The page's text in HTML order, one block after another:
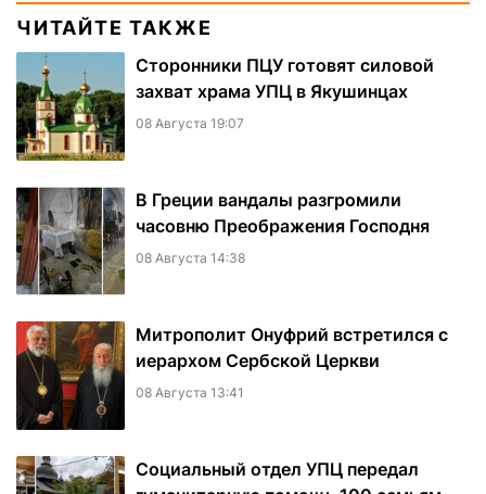
ЧИТАЙТЕ ТАКЖЕ
Сторонники ПЦУ готовят силовой
захват храма УПЦ в Якушинцах
08 Августа 19:07
В Греции вандалы разгромили
часовню Преображения Господня
08 Августа 14:38
Митрополит Онуфрий встретился с
иерархом Сербской Церкви
08 Августа 13:41
Социальный отдел УПЦ передал